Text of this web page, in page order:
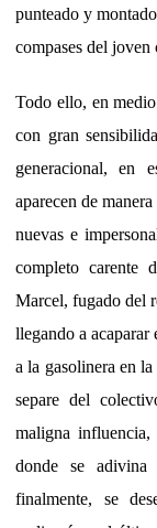
punteado y
compases del
Todo ello, en
con gran
generacional, en
aparecen de
nuevas e
completo carente
Marcel, fugado del
llegando a
a la gasolinera en
separe del
maligna
donde se adivina
finalmente, se